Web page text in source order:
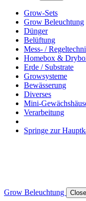
Grow-Sets
Grow Beleuchtung
Dünger
Belüftung
Mess- /
Homebox &
Erde / Substrate
Growsysteme
Bewässerung
Diverses
Mini-
Verarbeitung
Springe zur
Grow Beleuchtung Close